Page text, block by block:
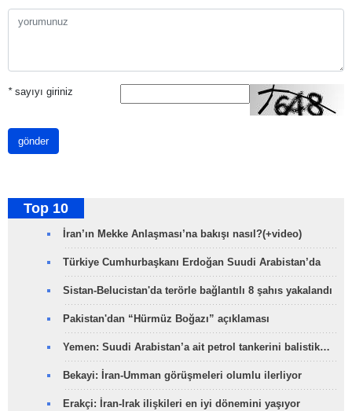
*sayıyı giriniz
gönder
Top 10
İran’ın Mekke Anlaşması’na bakışı nasıl?(+video)
Türkiye Cumhurbaşkanı Erdoğan Suudi Arabistan’da
Sistan-Belucistan'da terörle bağlantılı 8 şahıs yakalandı
Pakistan'dan “Hürmüz Boğazı” açıklaması
Yemen: Suudi Arabistan’a ait petrol tankerini balistik…
Bekayi: İran-Umman görüşmeleri olumlu ilerliyor
Erakçi: İran-Irak ilişkileri en iyi dönemini yaşıyor